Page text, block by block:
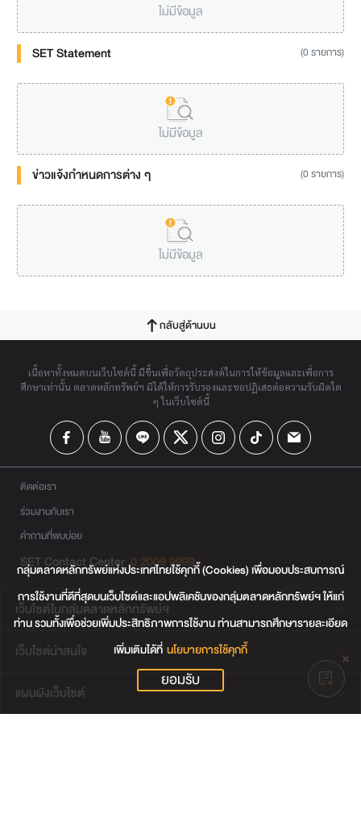
ไม่มีข้อมูล
SET Statement (0 รายการ)
ไม่มีข้อมูล
ข่าวแจ้งกำหนดการต่าง ๆ (0 รายการ)
ไม่มีข้อมูล
กลับสู่ด้านบน
เนื้อหาทั้งหมดบนเว็บไซต์นี้ มีขึ้นเพื่อวัตถุประสงค์ในการให้ข้อมูลและเพื่อการ
ศึกษาเท่านั้น ตลาดหลักทรัพย์ฯ มิได้ให้การรับรองและขอปฏิเสธต่อความรับผิดใด
ๆ ในเว็บไซต์นี้
ติดต่อเรา
ร่วมงานกับเรา
คำถามที่พบบ่อย
SET Contact Center 0 2009 9999
เว็บไซต์ในกลุ่มตลาดหลักทรัพย์ฯ
เว็บไซต์น่าสนใจ
แผนผังเว็บไซต์
กลุ่มตลาดหลักทรัพย์แห่งประเทศไทยใช้คุกกี้ (Cookies) เพื่อมอบประสบการณ์
การใช้งานที่ดีที่สุดบนเว็บไซต์และแอปพลิเคชันของกลุ่มตลาดหลักทรัพย์ฯ ให้แก่
ท่าน รวมทั้งเพื่อช่วยเพิ่มประสิทธิภาพการใช้งาน ท่านสามารถศึกษารายละเอียด
เพิ่มเติมได้ที่ นโยบายการใช้คุกกี้
ยอมรับ